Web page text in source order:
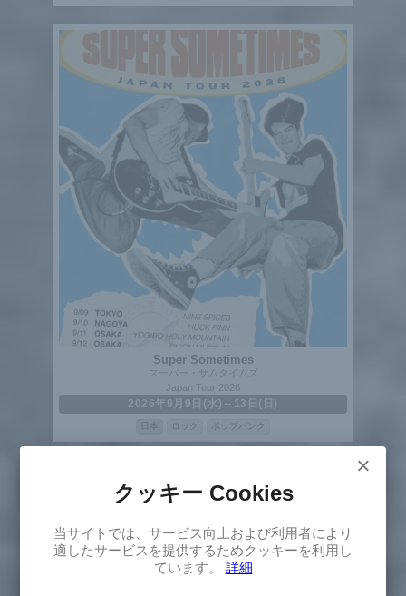
Super Sometimes
スーパー・サムタイムズ
Japan Tour 2026
2026年9月9日(水)～13日(日)
日本 ロック ポップパンク
×
Select
Version
×
クッキー Cookies
当サイトでは、サービス向上および利用者により
適したサービスを提供するためクッキーを利用し
ています。 詳細